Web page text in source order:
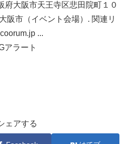
府大阪市天王寺区悲田院町１０
阪市（イベント会場）. 関連リ
...
アラート
ェアする